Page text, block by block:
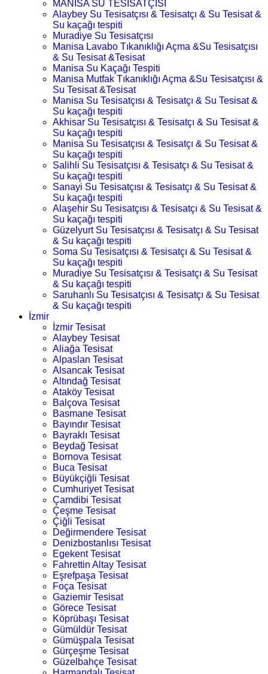
MANİSA SU TESİSATÇISI
Alaybey Su Tesisatçısı & Tesisatçı & Su Tesisat &
Su kaçağı tespiti
Muradiye Su Tesisatçısı
Manisa Lavabo Tıkanıklığı Açma &Su Tesisatçısı
& Su Tesisat &Tesisat
Manisa Su Kaçağı Tespiti
Manisa Mutfak Tıkanıklığı Açma &Su Tesisatçısı &
Su Tesisat &Tesisat
Manisa Su Tesisatçısı & Tesisatçı & Su Tesisat &
Su kaçağı tespiti
Akhisar Su Tesisatçısı & Tesisatçı & Su Tesisat &
Su kaçağı tespiti
Manisa Su Tesisatçısı & Tesisatçı & Su Tesisat &
Su kaçağı tespiti
Salihli Su Tesisatçısı & Tesisatçı & Su Tesisat &
Su kaçağı tespiti
Sanayi Su Tesisatçısı & Tesisatçı & Su Tesisat &
Su kaçağı tespiti
Alaşehir Su Tesisatçısı & Tesisatçı & Su Tesisat &
Su kaçağı tespiti
Güzelyurt Su Tesisatçısı & Tesisatçı & Su Tesisat
& Su kaçağı tespiti
Soma Su Tesisatçısı & Tesisatçı & Su Tesisat &
Su kaçağı tespiti
Muradiye Su Tesisatçısı & Tesisatçı & Su Tesisat
& Su kaçağı tespiti
Saruhanlı Su Tesisatçısı & Tesisatçı & Su Tesisat
& Su kaçağı tespiti
İzmir
İzmir Tesisat
Alaybey Tesisat
Aliağa Tesisat
Alpaslan Tesisat
Alsancak Tesisat
Altındağ Tesisat
Ataköy Tesisat
Balçova Tesisat
Basmane Tesisat
Bayındır Tesisat
Bayraklı Tesisat
Beydağ Tesisat
Bornova Tesisat
Buca Tesisat
Büyükçiğli Tesisat
Cumhuriyet Tesisat
Çamdibi Tesisat
Çeşme Tesisat
Çiğli Tesisat
Değirmendere Tesisat
Denizbostanlısı Tesisat
Egekent Tesisat
Fahrettin Altay Tesisat
Eşrefpaşa Tesisat
Foça Tesisat
Gaziemir Tesisat
Görece Tesisat
Köprübaşı Tesisat
Gümüldür Tesisat
Gümüşpala Tesisat
Gürçeşme Tesisat
Güzelbahçe Tesisat